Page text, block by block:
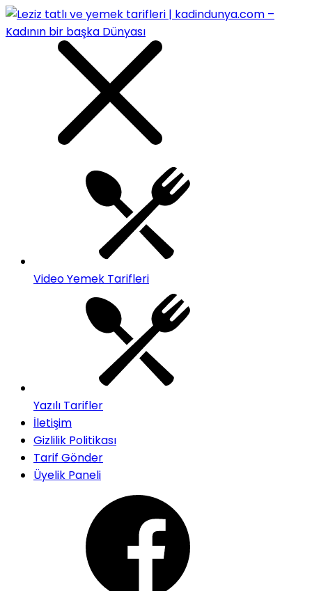
Video Yemek Tarifleri
Yazılı Tarifler
İletişim
Gizlilik Politikası
Tarif Gönder
Üyelik Paneli